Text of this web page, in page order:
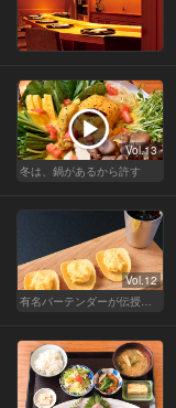
Vol.13
冬は、鍋があるから許す
Vol.12
有名バーテンダーが伝授する簡単つまみレシピ